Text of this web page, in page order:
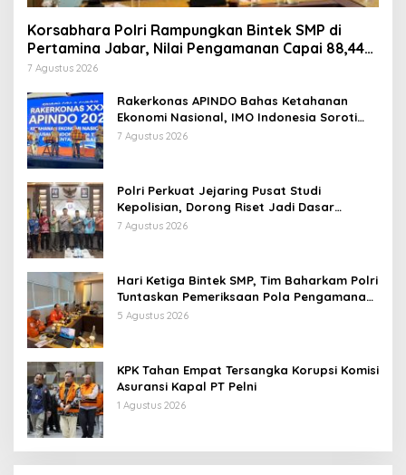
Korsabhara Polri Rampungkan Bintek SMP di
Pertamina Jabar, Nilai Pengamanan Capai 88,44
Persen
7 Agustus 2026
Rakerkonas APINDO Bahas Ketahanan
Ekonomi Nasional, IMO Indonesia Soroti
Pentingnya Kolaborasi Lintas Sektor
7 Agustus 2026
Polri Perkuat Jejaring Pusat Studi
Kepolisian, Dorong Riset Jadi Dasar
Kebijakan dan Inovasi
7 Agustus 2026
Hari Ketiga Bintek SMP, Tim Baharkam Polri
Tuntaskan Pemeriksaan Pola Pengamanan
Pertamina Patra Niaga Jabar
5 Agustus 2026
KPK Tahan Empat Tersangka Korupsi Komisi
Asuransi Kapal PT Pelni
1 Agustus 2026